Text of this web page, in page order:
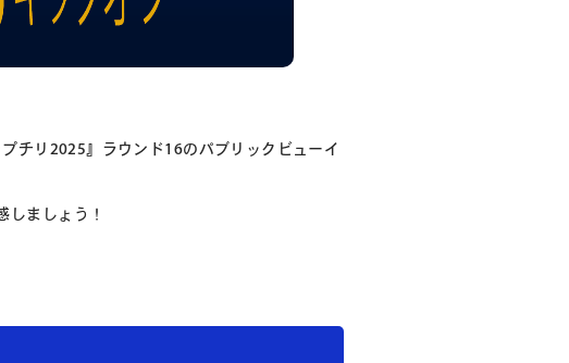
チリ2025』ラウンド16のパブリックビューイ
しましょう！